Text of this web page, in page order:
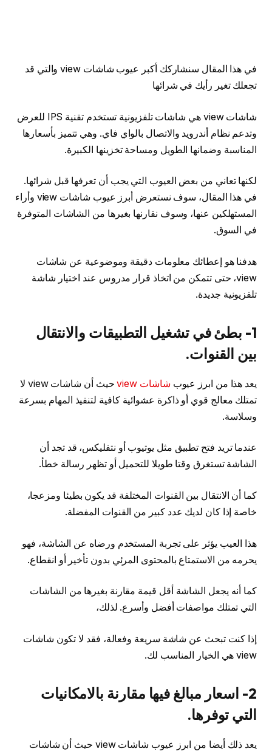
في هذا المقال سنشاركك أكبر عيوب شاشات view والتي قد
تجعلك تغير رأيك في شرائها
شاشات view هي شاشات تلفزيونية تستخدم تقنية IPS للعرض
وتدعم نظام أندرويد والاتصال بالواي فاي. وهي تتميز بأسعارها
المناسبة وضمانها الطويل ومساحة تخزينها الكبيرة.
لكنها تعاني من بعض العيوب التي يجب أن تعرفها قبل شرائها.
في هذا المقال، سوف نستعرض أبرز عيوب شاشات view وأراء
المستهلكين عنها، وسوف نقارنها بغيرها من الشاشات المتوفرة
في السوق.
هدفنا هو إعطائك معلومات دقيقة وموضوعية عن شاشات
view، حتى تتمكن من اتخاذ قرار مدروس عند اختيار شاشة
تلفزيونية جديدة.
1- بطئ في تشغيل التطبيقات والانتقال
بين القنوات.
يعد هذا من ابرز عيوب شاشات view
حيث أن شاشات view لا
تمتلك معالج قوي أو ذاكرة عشوائية كافية لتنفيذ المهام بسرعة
وسلاسة.
عندما تريد فتح تطبيق مثل يوتيوب أو نتفليكس، قد تجد أن
الشاشة تستغرق وقتا طويلا للتحميل أو تظهر رسالة خطأ.
كما أن الانتقال بين القنوات المختلفة قد يكون بطيئا ومزعجا،
خاصة إذا كان لديك عدد كبير من القنوات المفضلة.
هذا العيب يؤثر على تجربة المستخدم ورضاه عن الشاشة، فهو
يحرمه من الاستمتاع بالمحتوى المرئي بدون تأخير أو انقطاع.
كما أنه يجعل الشاشة أقل قيمة مقارنة بغيرها من الشاشات
التي تمتلك مواصفات أفضل وأسرع. لذلك،
إذا كنت تبحث عن شاشة سريعة وفعالة، فقد لا تكون شاشات
view هي الخيار المناسب لك.
2- اسعار مبالغ فيها مقارنة بالامكانيات
التي توفرها.
يعد ذلك أيضا من ابرز عيوب شاشات view حيث أن شاشات